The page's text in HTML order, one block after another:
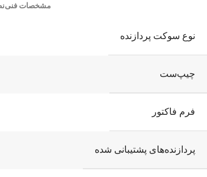
مشخصات فنی
نوع سوکت پردازنده
چیپ‌ست
فرم فاکتور
پردازنده‌های پشتیبانی شده